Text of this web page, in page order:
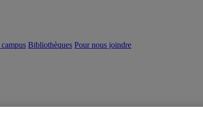
Bibliothèques Pour nous joindre